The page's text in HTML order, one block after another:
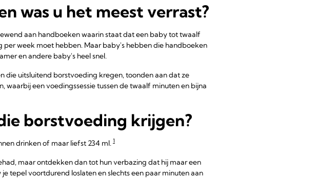
was u het meest verrast?
aan handboeken waarin staat dat een baby tot twaalf
week moet hebben. Maar baby's hebben die handboeken
en andere baby's heel snel.
die uitsluitend borstvoeding kregen, toonden aan dat ze
een voedingssessie tussen de twaalf minuten en bijna
borstvoeding krijgen?
drinken of maar liefst 234 ml. 1
maar ontdekken dan tot hun verbazing dat hij maar een
tepel voortdurend loslaten en slechts een paar minuten aan